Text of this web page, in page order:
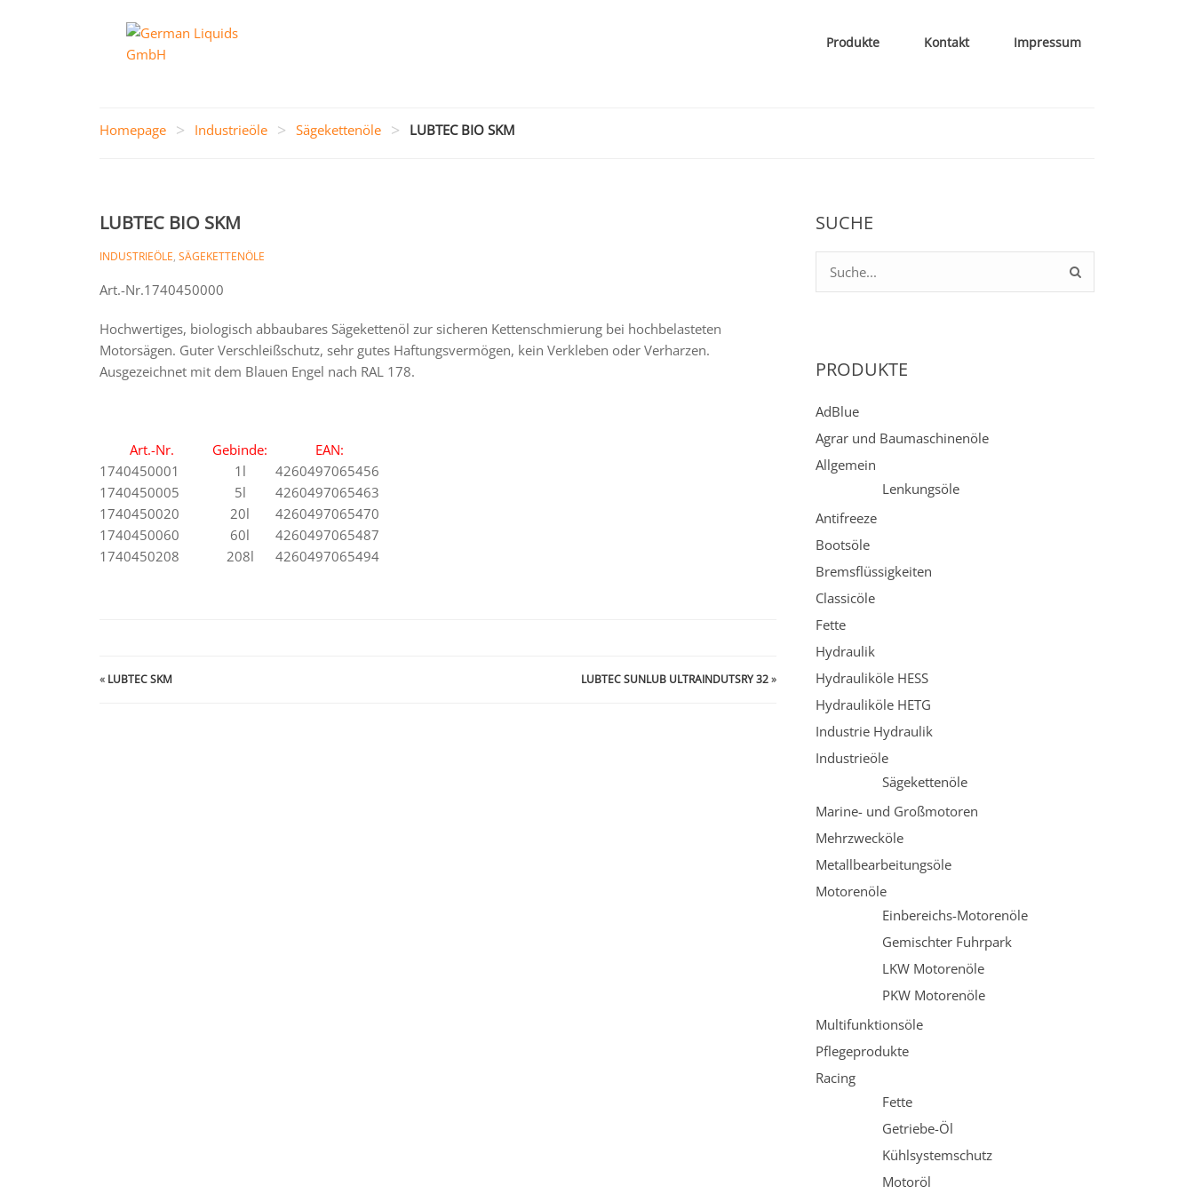
Produkte Kontakt Impressum
Homepage > Industrieöle > Sägekettenöle > LUBTEC BIO SKM
LUBTEC BIO SKM
INDUSTRIEÖLE, SÄGEKETTENÖLE
Art.-Nr.1740450000
Hochwertiges, biologisch abbaubares Sägekettenöl zur sicheren Kettenschmierung bei hochbelasteten
Motorsägen. Guter Verschleißschutz, sehr gutes Haftungsvermögen, kein Verkleben oder Verharzen.
Ausgezeichnet mit dem Blauen Engel nach RAL 178.
Art.-Nr. Gebinde:
EAN:
1740450001
1l
4260497065456
1740450005
5l
4260497065463
1740450020
20l
4260497065470
1740450060
60l
4260497065487
1740450208
208l 4260497065494
« LUBTEC SKM LUBTEC SUNLUB ULTRAINDUTSRY 32»
SUCHE
PRODUKTE
AdBlue
Agrar und Baumaschinenöle
Allgemein
Lenkungsöle
Antifreeze
Bootsöle
Bremsflüssigkeiten
Classicöle
Fette
Hydraulik
Hydrauliköle HESS
Hydrauliköle HETG
Industrie Hydraulik
Industrieöle
Sägekettenöle
Marine- und Großmotoren
Mehrzwecköle
Metallbearbeitungsöle
Motorenöle
Einbereichs-Motorenöle
Gemischter Fuhrpark
LKW Motorenöle
PKW Motorenöle
Multifunktionsöle
Pflegeprodukte
Racing
Fette
Getriebe-Öl
Kühlsystemschutz
Motoröl